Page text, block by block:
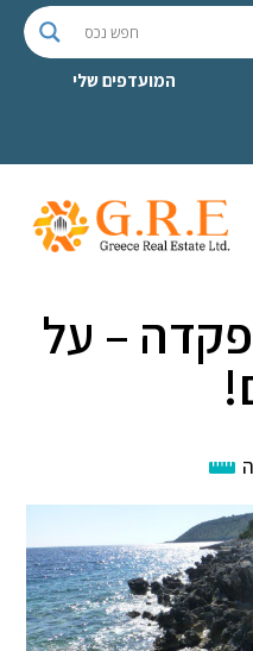
המועדפים שלי
210 לפקדה – על